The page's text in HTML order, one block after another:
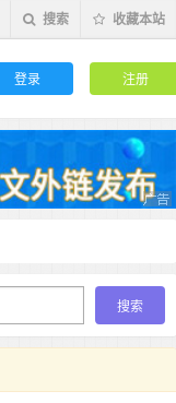
搜索 收藏本站
登录 注册